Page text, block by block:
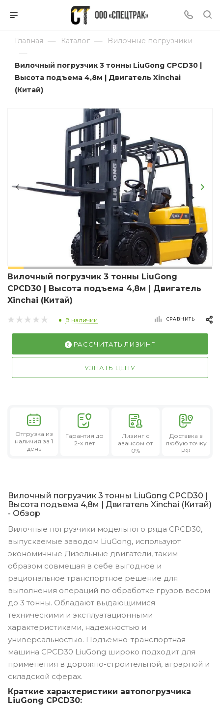
Главная — Каталог — Вилочные погрузчики
—
Вилочный погрузчик 3 тонны LiuGong CPCD30 |
Высота подъема 4,8м | Двигатель Xinchai
(Китай)
Вилочный погрузчик 3 тонны LiuGong
CPCD30 | Высота подъема 4,8м | Двигатель
Xinchai (Китай)
В наличии СРАВНИТЬ
РАССЧИТАТЬ ЛИЗИНГ
УЗНАТЬ ЦЕНУ
Отгрузка из
наличия за 1
день
Гарантия до
2-х лет
Лизингс
авансом от
0%
Доставка в
любую точку
РФ
Вилочный погрузчик 3 тонны LiuGong CPCD30 |
Высота подъема 4,8м | Двигатель Xinchai (Китай)
- Обзор
Вилочные погрузчики модельного ряда CPCD30,
выпускаемые заводом LiuGong, используют
экономичные Дизельные двигатели, таким
образом совмещая в себе выгодное и
рациональное транспортное решение для
выполнения операций по обработке грузов весом
до 3 тонны. Обладают выдающимися
техническими и эксплуатационными
характеристиками, надежностью и
универсальностью. Подъемно-транспортная
машина CPCD30 LiuGong широко подходит для
применения в дорожно-строительной, аграрной и
складской сферах.
Краткие характеристики автопогрузчика
LiuGong CPCD30: